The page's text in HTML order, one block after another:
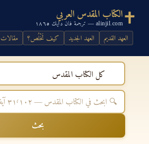
الكتاب المقدس العربي
alinjil.com — ترجمة فان دايك ١٨٦٥
العهد القديم العهد الجديد كيف تَخْلُص؟ مقالات
كل الكتاب المقدس
بحث